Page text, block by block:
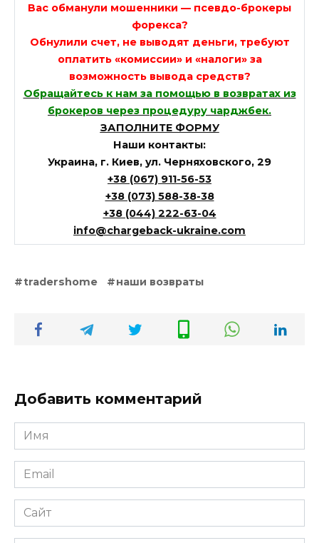
Вас обманули мошенники — псевдо-брокеры
форекса?
Обнулили счет, не выводят деньги, требуют
оплатить «комиссии» и «налоги» за
возможность вывода средств?
Обращайтесь к нам за помощью в возвратах из
брокеров через процедуру чарджбек.
ЗАПОЛНИТЕ ФОРМУ
Наши контакты:
Украина, г. Киев, ул. Черняховского, 29
+38 (067) 911-56-53
+38 (073) 588-38-38
+38 (044) 222-63-04
info@chargeback-ukraine.com
tradershome наши возвраты
Добавить комментарий
Имя
*
Email
*
Сайт